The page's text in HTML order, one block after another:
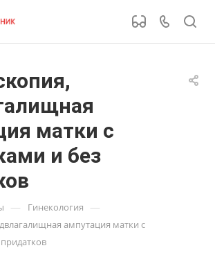
матки с
и без
— Гинекология —
ампутация матки с